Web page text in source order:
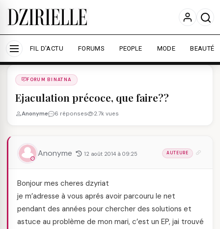
Nous utilisons des cookies pour améliorer votre
expérience et mesurer l'audience.
En savoir plus
Accepter tout Personnaliser
FIL D'ACTU FORUMS PEOPLE MODE BEAUTÉ
Forums
FORUM BINATNA
Ejaculation précoce, que faire??
Anonyme 6 réponses 2.7k vues
Anonyme 12 août 2014 à 09:25 AUTEURE
Bonjour mes cheres dzyriat
je m’adresse à vous aprés avoir parcouru le net
pendant des années pour chercher des solutions et
astuce au problème de mon mari, c’est un EP, jai trouvé